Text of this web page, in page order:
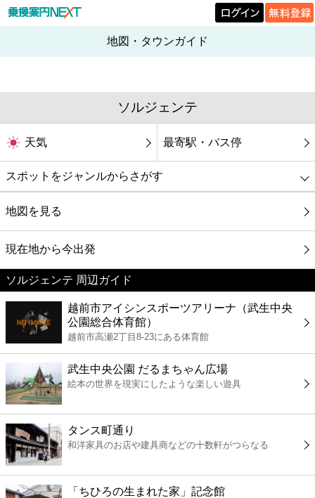
地図・タウンガイド
ソルジェンテ
天気 最寄駅・バス停
スポットをジャンルからさがす
グルメ
映画
美容
コンビニ
薬局
スーパー
エンタメ
レジャー
地図を見る
現在地から今出発
ソルジェンテ 周辺ガイド
越前市アイシンスポーツアリーナ（武生中央
公園総合体育館）
越前市高瀬2丁目8-23にある体育館
武生中央公園 だるまちゃん広場
絵本の世界を現実にしたような楽しい遊具
タンス町通り
和洋家具のお店や建具商などの十数軒がつらなる
「ちひろの生まれた家」記念館